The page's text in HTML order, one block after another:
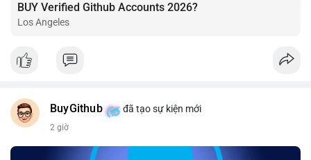
BUY Verified Github Accounts 2026?
Los Angeles
BuyGithub đã tạo sự kiện mới
2 giờ